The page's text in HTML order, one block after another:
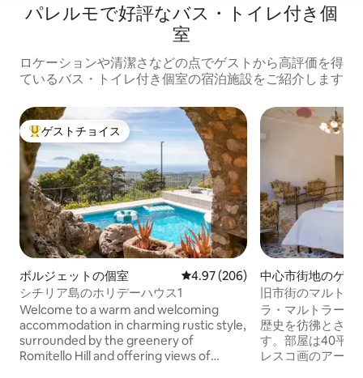
パレルモで好評なバス・トイレ付き個
室
ロケーションや清潔さなどの点でゲストから高評価を得
ているバス・トイレ付き個室の宿泊施設をご紹介します
大好評のゲストチョイスです。
ゲストチョイス
ボルジェットの個室 レビュー206件、5つ星中4.97つ
4.97 (206)
シチリア島のホリデーハウス1
Welcome to a warm and welcoming
accommodation in charming rustic style,
surrounded by the greenery of
Romitello Hill and offering views of
中心市街地のゲス
旧市街のマルトラ
ラ・マルトラーナ
歴史を彷彿とさせ
す。部屋は40平
レスコ画のアーチ